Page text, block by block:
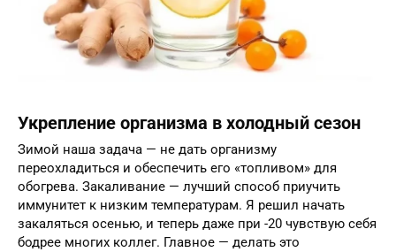
Укрепление организма в холодный сезон
Зимой наша задача — не дать организму
переохладиться и обеспечить его «топливом» для
обогрева. Закаливание — лучший способ приучить
иммунитет к низким температурам. Я решил начать
закаляться осенью, и теперь даже при -20 чувствую себя
бодрее многих коллег. Главное — делать это